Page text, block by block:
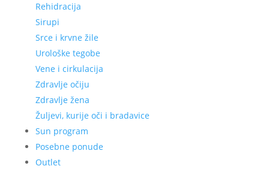
Rehidracija
Sirupi
Srce i krvne žile
Urološke tegobe
Vene i cirkulacija
Zdravlje očiju
Zdravlje žena
Žuljevi, kurije oči i bradavice
Sun program
Posebne ponude
Outlet